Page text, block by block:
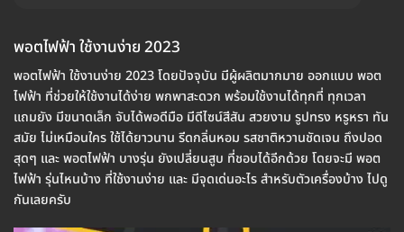
พอตไฟฟ้า ใช้งานง่าย 2023
พอตไฟฟ้า ใช้งานง่าย 2023 โดยปัจจุบัน มีผู้ผลิตมากมาย ออกแบบ พอต
ไฟฟ้า ที่ช่วยให้ใช้งานได้ง่าย พกพาสะดวก พร้อมใช้งานได้ทุกที่ ทุกเวลา
แถมยัง มีขนาดเล็ก จับได้พอดีมือ มีดีไซน์สีสัน สวยงาม รูปทรง หรูหรา ทัน
สมัย ไม่เหมือนใคร ใช้ได้ยาวนาน รีดกลิ่นหอม รสชาติหวานชัดเจน ถึงปอด
สุดๆ และ พอตไฟฟ้า บางรุ่น ยังเปลี่ยนสูบ ที่ชอบได้อีกด้วย โดยจะมี พอต
ไฟฟ้า รุ่นไหนบ้าง ที่ใช้งานง่าย และ มีจุดเด่นอะไร สำหรับตัวเครื่องบ้าง ไปดู
กันเลยครับ